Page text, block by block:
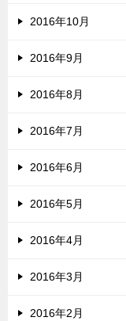
2016年10月
2016年9月
2016年8月
2016年7月
2016年6月
2016年5月
2016年4月
2016年3月
2016年2月